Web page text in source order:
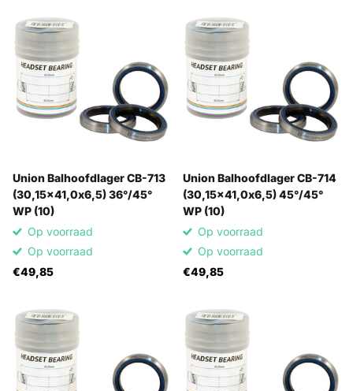
Union Balhoofdlager CB-713
(30,15x41,0x6,5) 36°/45°
WP (10)
Op voorraad
Op voorraad
€49,85
Union Balhoofdlager CB-714
(30,15x41,0x6,5) 45°/45°
WP (10)
Op voorraad
Op voorraad
€49,85